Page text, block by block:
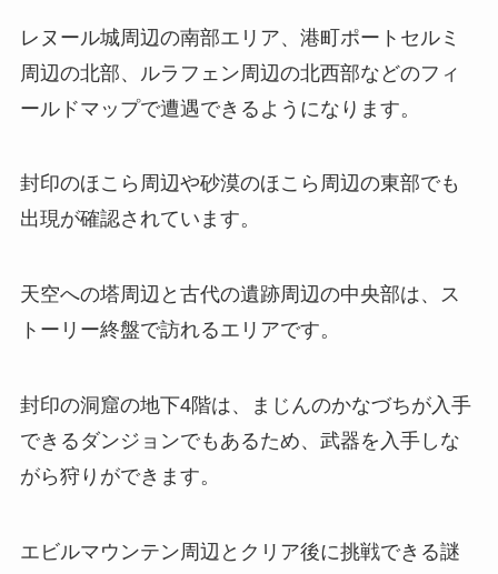
レヌール城周辺の南部エリア、港町ポートセルミ
周辺の北部、ルラフェン周辺の北西部などのフィ
ールドマップで遭遇できるようになります。
封印のほこら周辺や砂漠のほこら周辺の東部でも
出現が確認されています。
天空への塔周辺と古代の遺跡周辺の中央部は、ス
トーリー終盤で訪れるエリアです。
封印の洞窟の地下4階は、まじんのかなづちが入手
できるダンジョンでもあるため、武器を入手しな
がら狩りができます。
エビルマウンテン周辺とクリア後に挑戦できる謎